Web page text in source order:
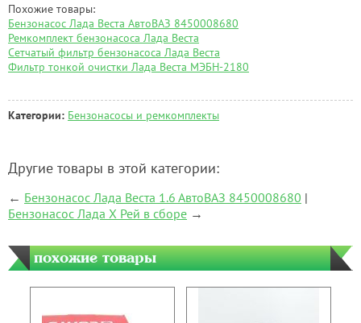
Похожие товары:
Бензонасос Лада Веста АвтоВАЗ 8450008680
Ремкомплект бензонасоса Лада Веста
Сетчатый фильтр бензонасоса Лада Веста
Фильтр тонкой очистки Лада Веста МЭБН-2180
Категории: Бензонасосы и ремкомплекты
Другие товары в этой категории:
← Бензонасос Лада Веста 1.6 АвтоВАЗ 8450008680 |
Бензонасос Лада Х Рей в сборе →
похожие товары